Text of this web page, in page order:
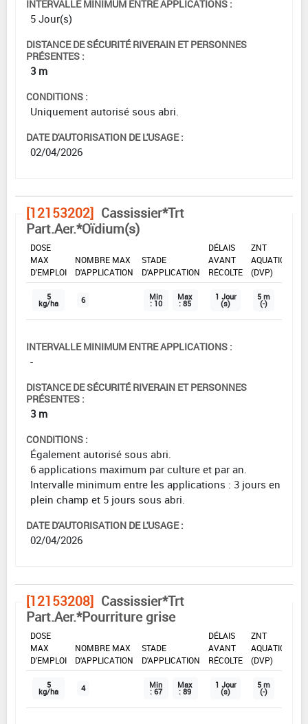
INTERVALLE MINIMUM ENTRE APPLICATIONS :
5 Jour(s)
DISTANCE DE SÉCURITÉ RIVERAIN ET PERSONNES
PRÉSENTES :
3 m
CONDITIONS :
Uniquement autorisé sous abri.
DATE D'AUTORISATION DE L'USAGE :
02/04/2026
[12153202] Cassissier*Trt
Part.Aer.*Oïdium(s)
DOSE
MAX
D'EMPLOI
NOMBRE MAX
D'APPLICATION
STADE
D'APPLICATION
DÉLAIS
AVANT
RÉCOLTE
ZNT
AQUATIQUE
(DVP)
5
kg/ha 6 Min
: 10
Max
: 85
1 Jour
(s)
5 m
(-)
INTERVALLE MINIMUM ENTRE APPLICATIONS :
-
DISTANCE DE SÉCURITÉ RIVERAIN ET PERSONNES
PRÉSENTES :
3 m
CONDITIONS :
Également autorisé sous abri.
6 applications maximum par culture et par an.
Intervalle minimum entre les applications : 3 jours en
plein champ et 5 jours sous abri.
DATE D'AUTORISATION DE L'USAGE :
02/04/2026
[12153208] Cassissier*Trt
Part.Aer.*Pourriture grise
DOSE
MAX
D'EMPLOI
NOMBRE MAX
D'APPLICATION
STADE
D'APPLICATION
DÉLAIS
AVANT
RÉCOLTE
ZNT
AQUATIQUE
(DVP)
5
kg/ha 4 Min
: 67
Max
: 89
1 Jour
(s)
5 m
(-)